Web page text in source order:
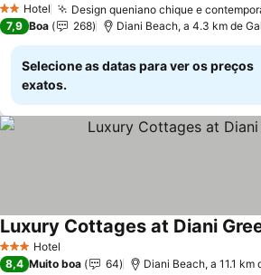
2 Estrelas
Hotel Design queniano chique e
7,9 Boa 268 Diani Beach, a 4.3 km de
Selecione as datas para ver os preços
exatos.
3 EstrelasHotel
Luxury Cottages at Diani
8,4 Muito boa 64 Diani Beach, a 11.1 km